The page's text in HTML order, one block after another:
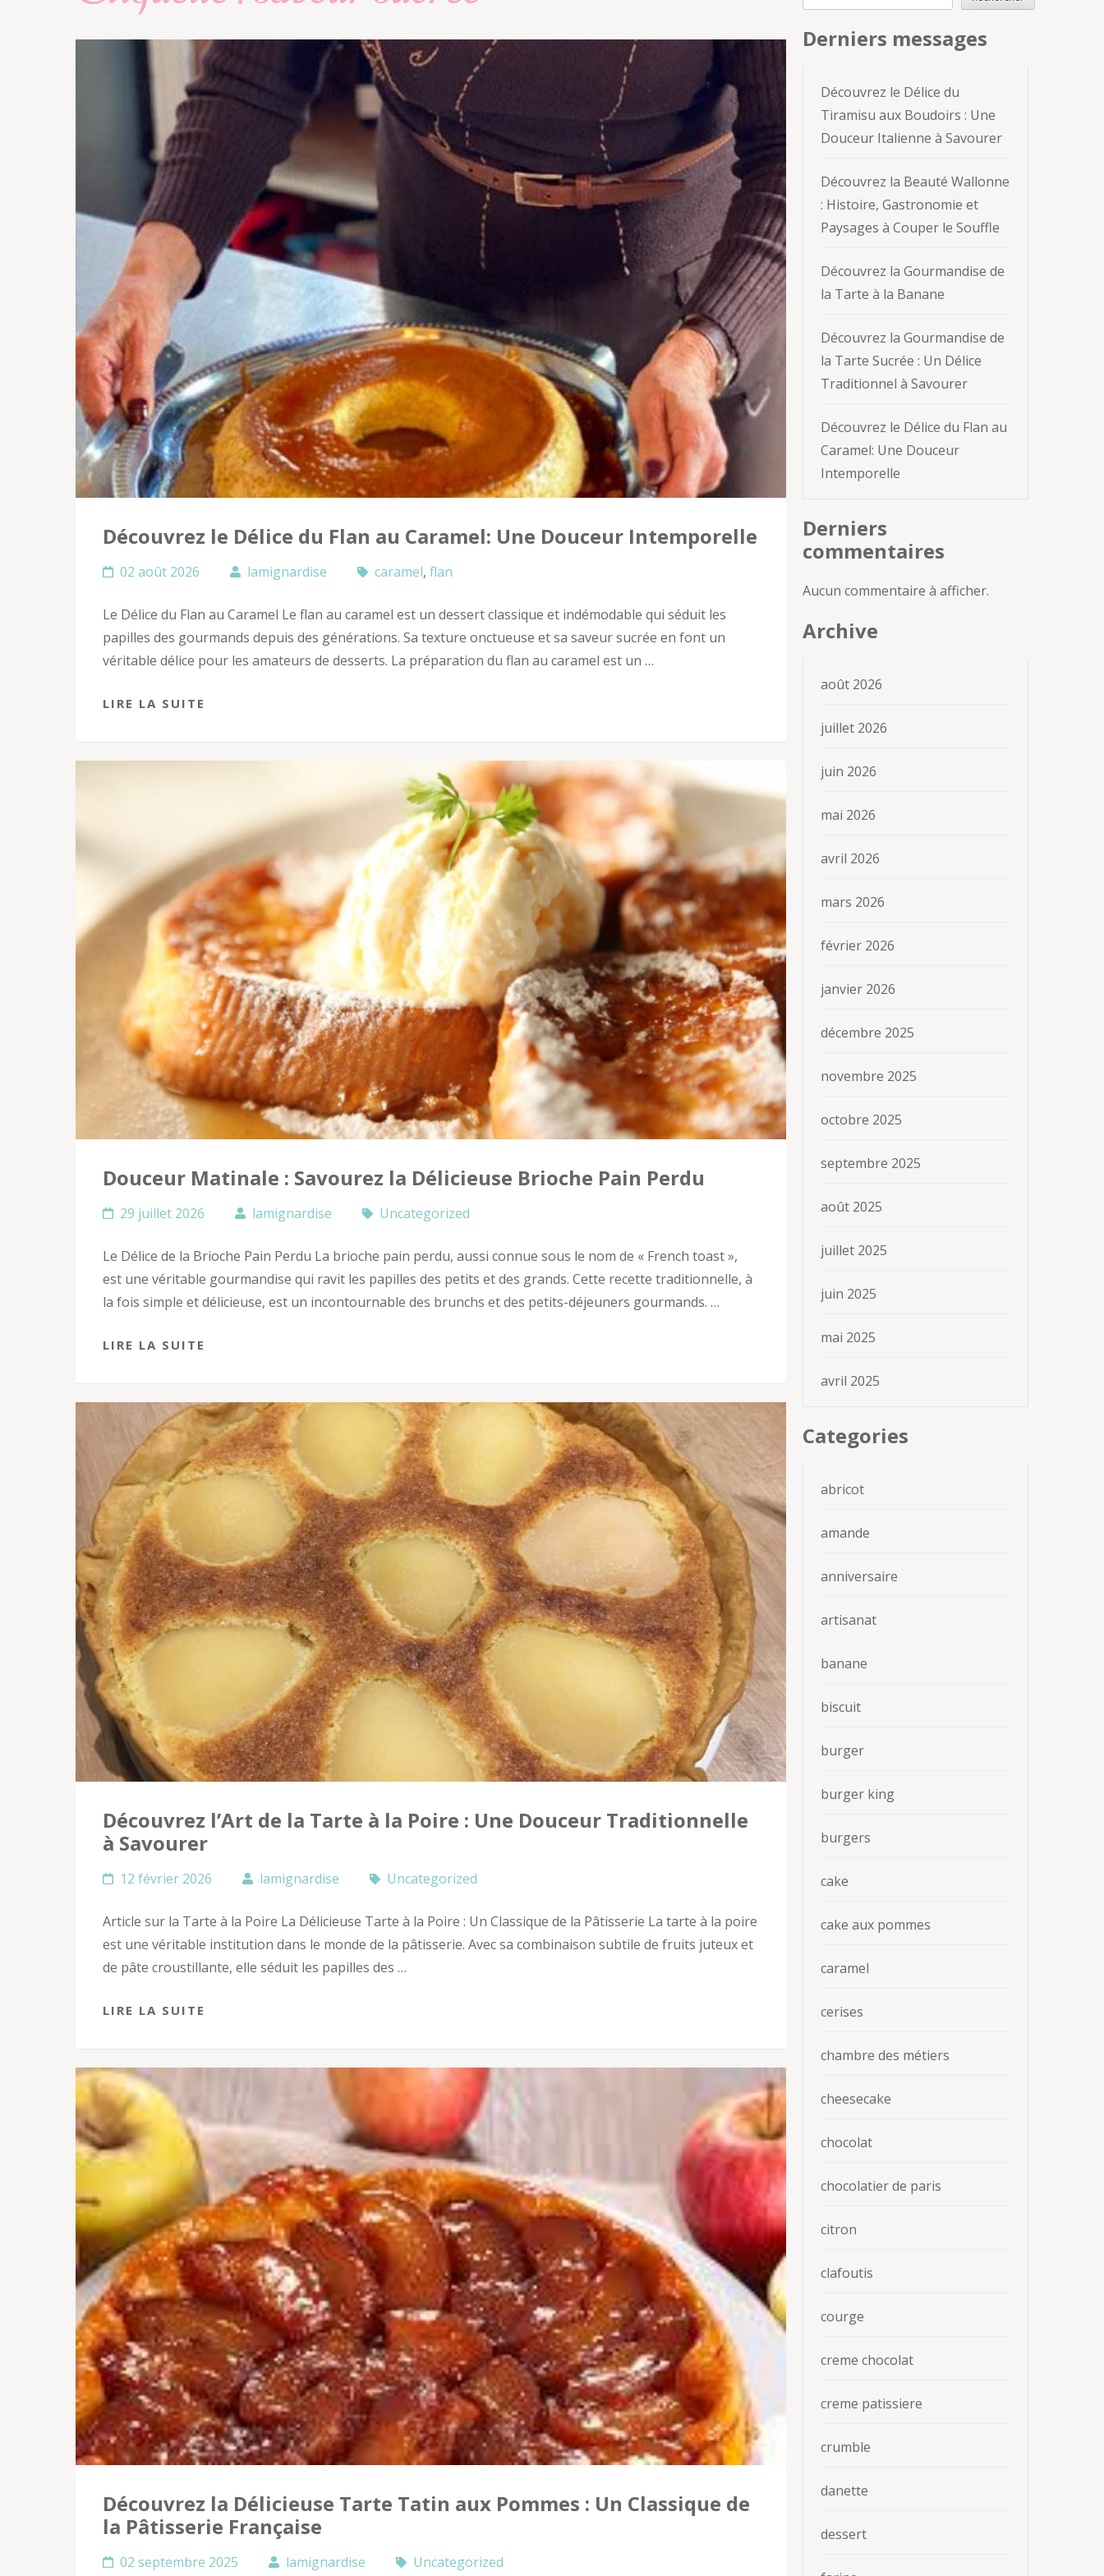
Découvrez le Délice du Flan au Caramel: Une Douceur Intemporelle
02 août 2026 lamignardise caramel, flan
Le Délice du Flan au Caramel Le flan au caramel est un dessert classique et indémodable qui séduit les
papilles des gourmands depuis des générations. Sa texture onctueuse et sa saveur sucrée en font un
véritable délice pour les amateurs de desserts. La préparation du flan au caramel est un …
LIRE LA SUITE
Douceur Matinale : Savourez la Délicieuse Brioche Pain Perdu
29 juillet 2026 lamignardise Uncategorized
Le Délice de la Brioche Pain Perdu La brioche pain perdu, aussi connue sous le nom de « French toast »,
est une véritable gourmandise qui ravit les papilles des petits et des grands. Cette recette traditionnelle, à
la fois simple et délicieuse, est un incontournable des brunchs et des petits-déjeuners gourmands. …
LIRE LA SUITE
Découvrez l’Art de la Tarte à la Poire : Une Douceur Traditionnelle
à Savourer
12 février 2026 lamignardise Uncategorized
Article sur la Tarte à la Poire La Délicieuse Tarte à la Poire : Un Classique de la Pâtisserie La tarte à la poire
est une véritable institution dans le monde de la pâtisserie. Avec sa combinaison subtile de fruits juteux et
de pâte croustillante, elle séduit les papilles des …
LIRE LA SUITE
Découvrez la Délicieuse Tarte Tatin aux Pommes : Un Classique de
la Pâtisserie Française
02 septembre 2025 lamignardise Uncategorized
Derniers messages
Découvrez le Délice du
Tiramisu aux Boudoirs : Une
Douceur Italienne à Savourer
Découvrez la Beauté Wallonne
: Histoire, Gastronomie et
Paysages à Couper le Souffle
Découvrez la Gourmandise de
la Tarte à la Banane
Découvrez la Gourmandise de
la Tarte Sucrée : Un Délice
Traditionnel à Savourer
Découvrez le Délice du Flan au
Caramel: Une Douceur
Intemporelle
Derniers
commentaires
Aucun commentaire à afficher.
Archive
août 2026
juillet 2026
juin 2026
mai 2026
avril 2026
mars 2026
février 2026
janvier 2026
décembre 2025
novembre 2025
octobre 2025
septembre 2025
août 2025
juillet 2025
juin 2025
mai 2025
avril 2025
Categories
abricot
amande
anniversaire
artisanat
banane
biscuit
burger
burger king
burgers
cake
cake aux pommes
caramel
cerises
chambre des métiers
cheesecake
chocolat
chocolatier de paris
citron
clafoutis
courge
creme chocolat
creme patissiere
crumble
danette
dessert